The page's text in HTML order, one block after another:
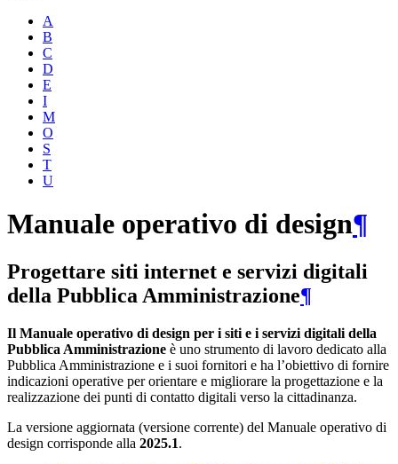
A
B
C
D
E
I
M
O
S
T
U
Manuale operativo di design¶
Progettare siti internet e servizi digitali
della Pubblica Amministrazione¶
Il Manuale operativo di design per i siti e i servizi digitali della
Pubblica Amministrazione è uno strumento di lavoro dedicato alla
Pubblica Amministrazione e i suoi fornitori e ha l’obiettivo di fornire
indicazioni operative per orientare e migliorare la progettazione e la
realizzazione dei punti di contatto digitali verso la cittadinanza.
La versione aggiornata (versione corrente) del Manuale operativo di
design corrisponde alla 2025.1.